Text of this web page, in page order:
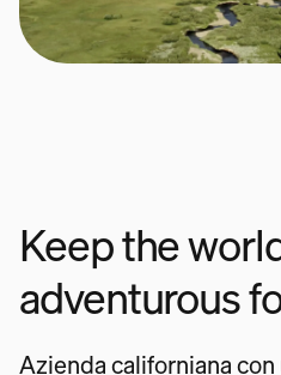
Keep the
adventurous
Azienda californiana